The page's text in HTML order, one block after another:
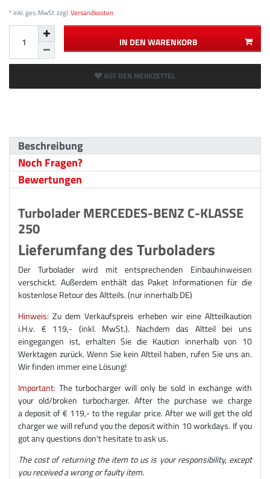
* inkl. ges. MwSt. zzgl.Versandkosten
IN DEN WARENKORB
AUF DEN MERKZETTEL
Beschreibung
Noch Fragen?
Bewertungen
Turbolader MERCEDES-BENZ C-KLASSE
250
Lieferumfang des Turboladers
Der Turbolader wird mit entsprechenden Einbauhinweisen
verschickt. Außerdem enthält das Paket Informationen für die
kostenlose Retour des Altteils. (nur innerhalb DE)
Hinweis: Zu dem Verkaufspreis erheben wir eine Altteilkaution
i.H.v. € 119,- (inkl. MwSt.). Nachdem das Altteil bei uns
eingegangen ist, erhalten Sie die Kaution innerhalb von 10
Werktagen zurück. Wenn Sie kein Altteil haben, rufen Sie uns an.
Wir finden immer eine Lösung!
Important: The turbocharger will only be sold in exchange with
your old/broken turbocharger. After the purchase we charge
a deposit of € 119,- to the regular price. After we will get the old
charger we will refund you the deposit within 10 workdays. If you
got any questions don't hesitate to ask us.
The cost of returning the item to us is your responsibility, except
you received a wrong or faulty item.